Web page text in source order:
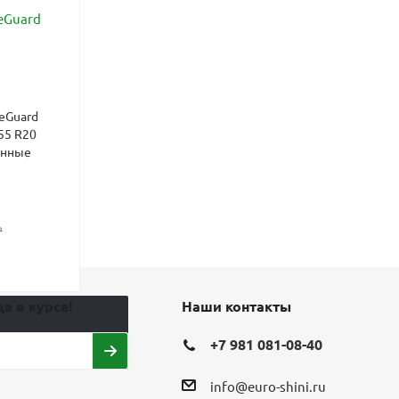
R20
Наши контакты
+7 981 081-08-40
info@euro-shini.ru